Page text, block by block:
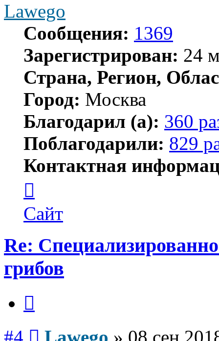
Lawego
Сообщения: 1369
Зарегистрирован: 24
Страна, Регион,
Город: Москва
Благодарил (а): 360
Поблагодарили: 829
Контактная
пользователя
Lawego
Сайт
Re:
грибов
#4 Lawego » 08 сен